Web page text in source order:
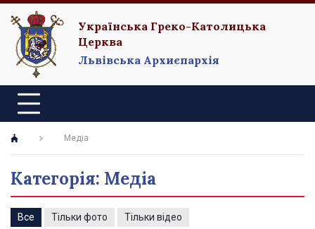
Українська Греко-Католицька
Церква
Львівська Архиєпархія
Медіа
Категорія: Медіа
Все Тільки фото Тільки відео